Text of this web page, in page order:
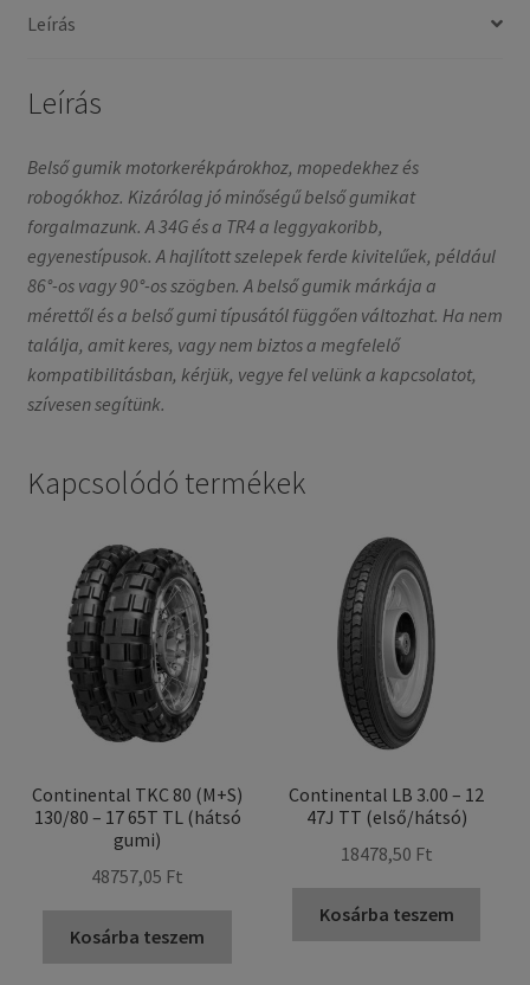
/
szög
mennyiség
Leírás
Leírás
Belső gumik motorkerékpárokhoz, mopedekhez és
robogókhoz. Kizárólag jó minőségű belső gumikat
forgalmazunk. A 34G és a TR4 a leggyakoribb,
egyenestípusok. A hajlított szelepek ferde kivitelűek, például
86°-os vagy 90°-os szögben. A belső gumik márkája a
mérettől és a belső gumi típusától függően változhat. Ha nem
találja, amit keres, vagy nem biztos a megfelelő
kompatibilitásban, kérjük, vegye fel velünk a kapcsolatot,
szívesen segítünk.
Kapcsolódó termékek
Continental TKC 80 (M+S)
130/80 – 17 65T TL (hátsó
gumi)
48757,05 Ft
Kosárba teszem
Continental LB 3.00 – 12
47J TT (első/hátsó)
18478,50 Ft
Kosárba teszem